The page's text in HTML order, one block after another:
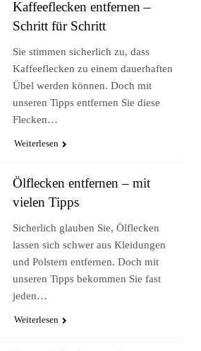
Kaffeeflecken entfernen –
Schritt für Schritt
Sie stimmen sicherlich zu, dass
Kaffeeflecken zu einem dauerhaften
Übel werden können. Doch mit
unseren Tipps entfernen Sie diese
Flecken…
Weiterlesen
Ölflecken entfernen – mit
vielen Tipps
Sicherlich glauben Sie, Ölflecken
lassen sich schwer aus Kleidungen
und Polstern entfernen. Doch mit
unseren Tipps bekommen Sie fast
jeden…
Weiterlesen